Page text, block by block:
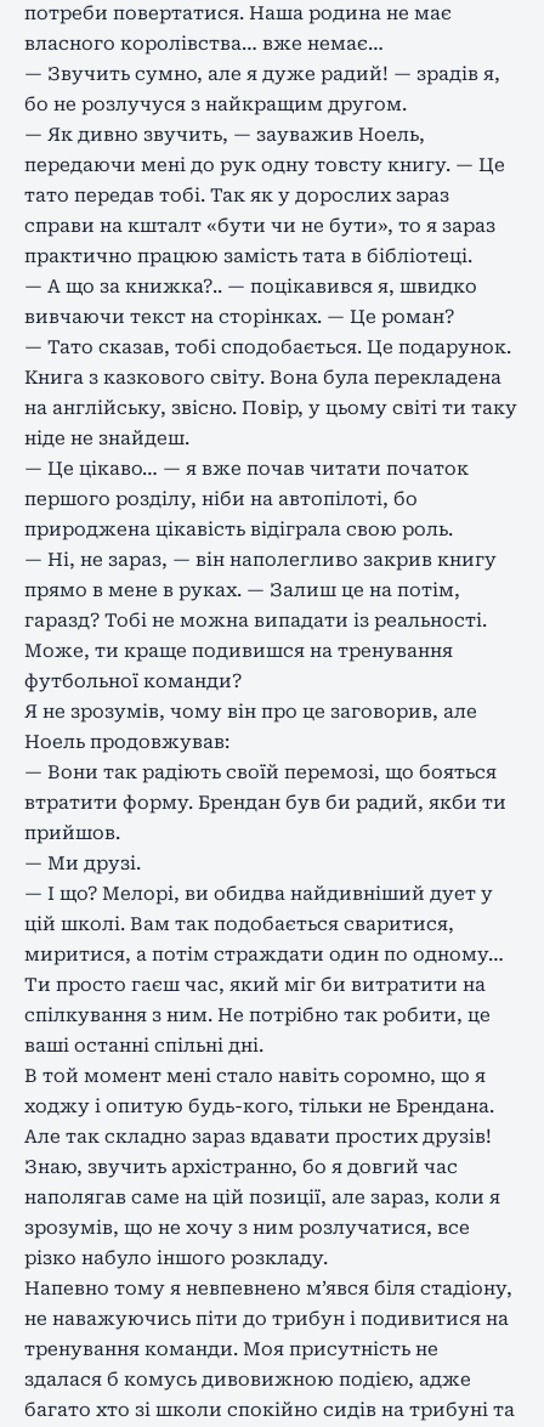
потреби повертатися. Наша родина не має
власного королівства… вже немає…
— Звучить сумно, але я дуже радий! — зрадів я,
бо не розлучуся з найкращим другом.
— Як дивно звучить, — зауважив Ноель,
передаючи мені до рук одну товсту книгу. — Це
тато передав тобі. Так як у дорослих зараз
справи на кшталт «бути чи не бути», то я зараз
практично працюю замість тата в бібліотеці.
— А що за книжка?.. — поцікавився я, швидко
вивчаючи текст на сторінках. — Це роман?
— Тато сказав, тобі сподобається. Це подарунок.
Книга з казкового світу. Вона була перекладена
на англійську, звісно. Повір, у цьому світі ти таку
ніде не знайдеш.
— Це цікаво… — я вже почав читати початок
першого розділу, ніби на автопілоті, бо
природжена цікавість відіграла свою роль.
— Ні, не зараз, — він наполегливо закрив книгу
прямо в мене в руках. — Залиш це на потім,
гаразд? Тобі не можна випадати із реальності.
Може, ти краще подивишся на тренування
футбольної команди?
Я не зрозумів, чому він про це заговорив, але
Ноель продовжував:
— Вони так радіють своїй перемозі, що бояться
втратити форму. Брендан був би радий, якби ти
прийшов.
— Ми друзі.
— І що? Мелорі, ви обидва найдивніший дует у
цій школі. Вам так подобається сваритися,
миритися, а потім страждати один по одному…
Ти просто гаєш час, який міг би витратити на
спілкування з ним. Не потрібно так робити, це
ваші останні спільні дні.
В той момент мені стало навіть соромно, що я
ходжу і опитую будь-кого, тільки не Брендана.
Але так складно зараз вдавати простих друзів!
Знаю, звучить архістранно, бо я довгий час
наполягав саме на цій позиції, але зараз, коли я
зрозумів, що не хочу з ним розлучатися, все
різко набуло іншого розкладу.
Напевно тому я невпевнено м’явся біля стадіону,
не наважуючись піти до трибун і подивитися на
тренування команди. Моя присутність не
здалася б комусь дивовижною подією, адже
багато хто зі школи спокійно сидів на трибуні та